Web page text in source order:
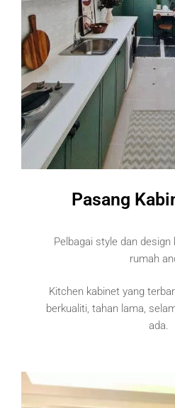
Pasang
Pelbagai style dan
rumah
Kitchen kabinet yang
berkualiti, tahan lama,
ada.